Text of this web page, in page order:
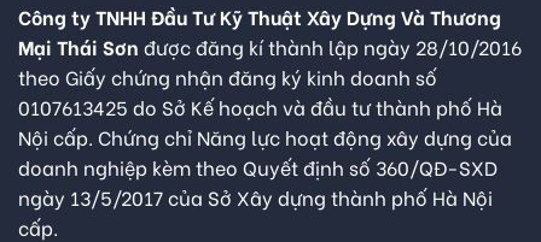
Công ty TNHH Đầu Tư Kỹ Thuật Xây Dựng Và Thương
Mại Thái Sơn được đăng kí thành lập ngày 28/10/2016
theo Giấy chứng nhận đăng ký kinh doanh số
0107613425 do Sở Kế hoạch và đầu tư thành phố Hà
Nội cấp. Chứng chỉ Năng lực hoạt động xây dựng của
doanh nghiệp kèm theo Quyết định số 360/QĐ-SXD
ngày 13/5/2017 của Sở Xây dựng thành phố Hà Nội
cấp.